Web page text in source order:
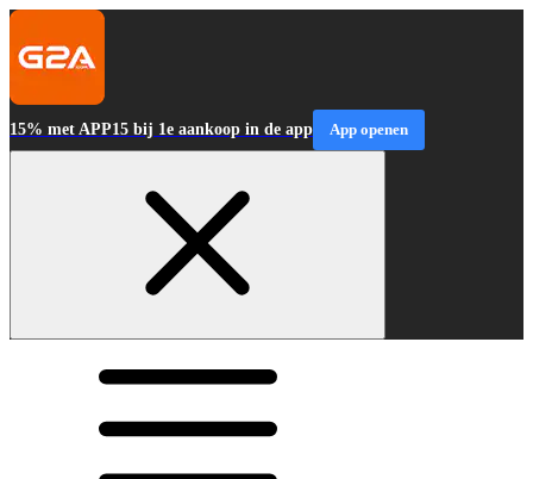
15% met APP15 bij 1e aankoop in de app App openen